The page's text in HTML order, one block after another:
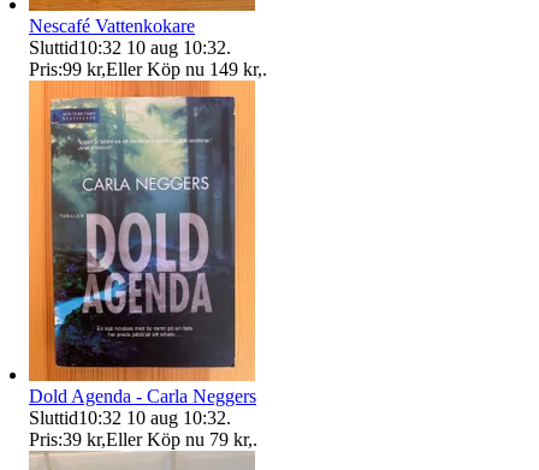
Nescafé Vattenkokare
Sluttid10:32 10 aug 10:32.
Pris:99 kr,Eller Köp nu 149 kr,.
Dold Agenda - Carla Neggers
Sluttid10:32 10 aug 10:32.
Pris:39 kr,Eller Köp nu 79 kr,.